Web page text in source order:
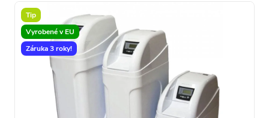
Tip
Vyrobené v EU
Záruka 3 roky!